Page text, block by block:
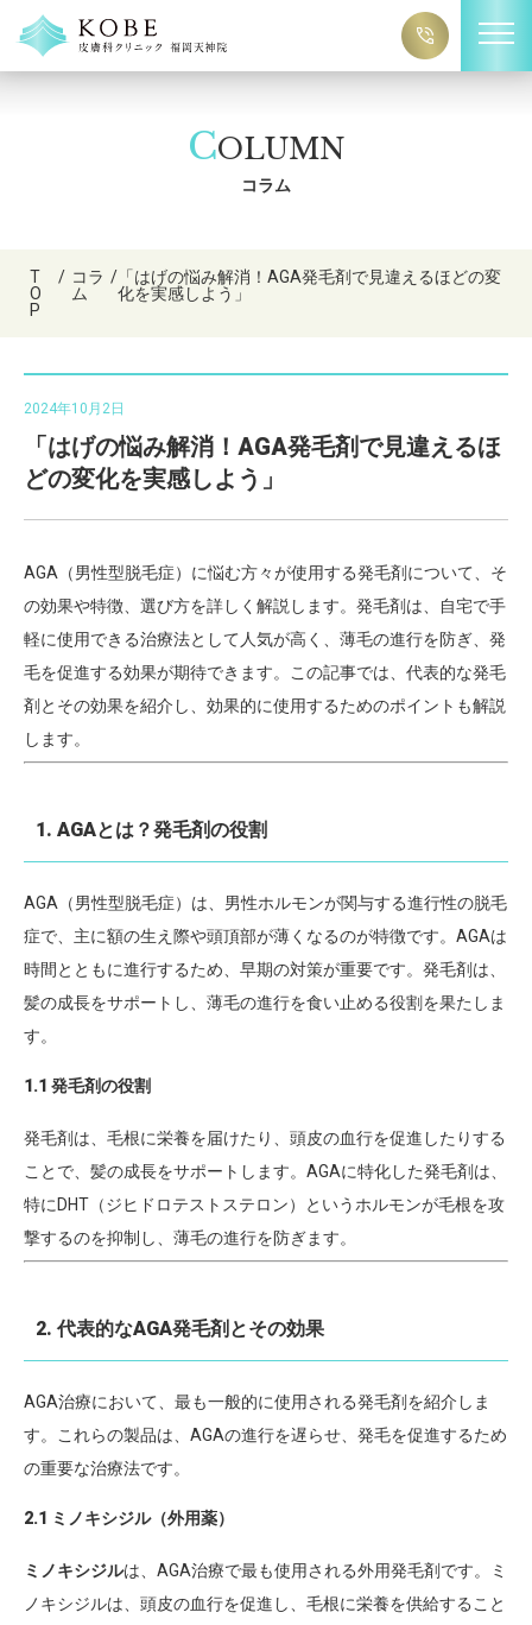
COLUMN
コラム
T
O
P
/ コラ
ム
/「はげの悩み解消！AGA発毛剤で見違えるほどの変
化を実感しよう」
2024年10月2日
「はげの悩み解消！AGA発毛剤で見違えるほ
どの変化を実感しよう」
AGA（男性型脱毛症）に悩む方々が使用する発毛剤について、そ
の効果や特徴、選び方を詳しく解説します。発毛剤は、自宅で手
軽に使用できる治療法として人気が高く、薄毛の進行を防ぎ、発
毛を促進する効果が期待できます。この記事では、代表的な発毛
剤とその効果を紹介し、効果的に使用するためのポイントも解説
します。
1. AGAとは？発毛剤の役割
AGA（男性型脱毛症）は、男性ホルモンが関与する進行性の脱毛
症で、主に額の生え際や頭頂部が薄くなるのが特徴です。AGAは
時間とともに進行するため、早期の対策が重要です。発毛剤は、
髪の成長をサポートし、薄毛の進行を食い止める役割を果たしま
す。
1.1 発毛剤の役割
発毛剤は、毛根に栄養を届けたり、頭皮の血行を促進したりする
ことで、髪の成長をサポートします。AGAに特化した発毛剤は、
特にDHT（ジヒドロテストステロン）というホルモンが毛根を攻
撃するのを抑制し、薄毛の進行を防ぎます。
2. 代表的なAGA発毛剤とその効果
AGA治療において、最も一般的に使用される発毛剤を紹介しま
す。これらの製品は、AGAの進行を遅らせ、発毛を促進するため
の重要な治療法です。
2.1 ミノキシジル（外用薬）
ミノキシジルは、AGA治療で最も使用される外用発毛剤です。ミ
ノキシジルは、頭皮の血行を促進し、毛根に栄養を供給すること